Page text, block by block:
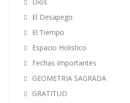
El Desapego
El Tiempo
Espacio Holistico
Fechas Importantes
GEOMETRIA SAGRADA
GRATITUD